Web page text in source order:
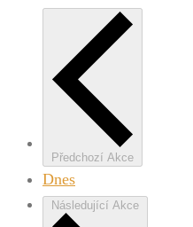
Předchozí Akce
Dnes
Následující Akce